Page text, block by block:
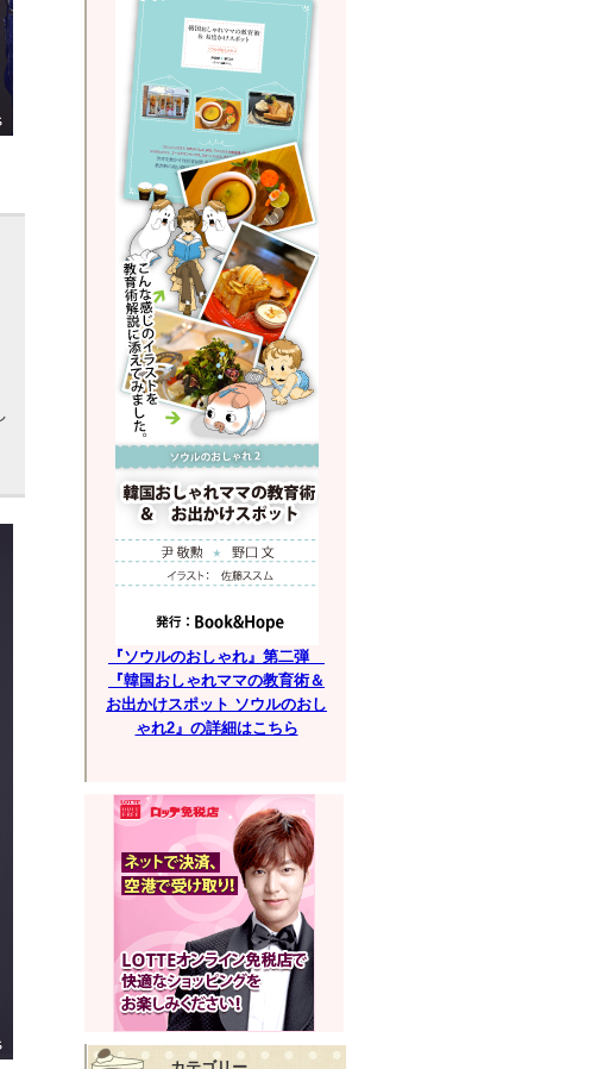
『ソウルのおしゃれ』第二弾
『韓国おしゃれママの教育術＆
お出かけスポット ソウルのおし
ゃれ2』の詳細はこちら